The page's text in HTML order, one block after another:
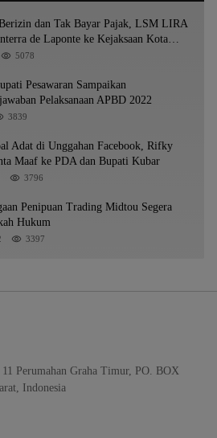
dan Tak Bayar Pajak, LSM LIRA
de Laponte ke Kejaksaan Kota
5078
Pesawaran Sampaikan
Pelaksanaan APBD 2022
3839
Adat di Unggahan Facebook, Rifky
Maaf ke PDA dan Bupati Kubar
3796
Penipuan Trading Midtou Segera
Hukum
3397
Perumahan Graha Timur, PO. BOX
Indonesia